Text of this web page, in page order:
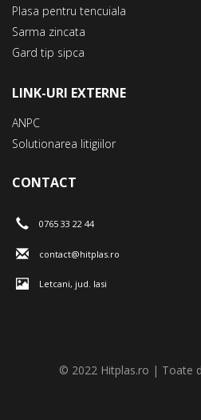
Plasa pentru tencuiala
Sarma zincata
Gard tip sipca
LINK-URI EXTERNE
ANPC
Solutionarea litigiilor
CONTACT
0765 33 22 44
contact@hitplas.ro
Letcani, jud. Iasi
© 2022 Hitplas.ro | Toate